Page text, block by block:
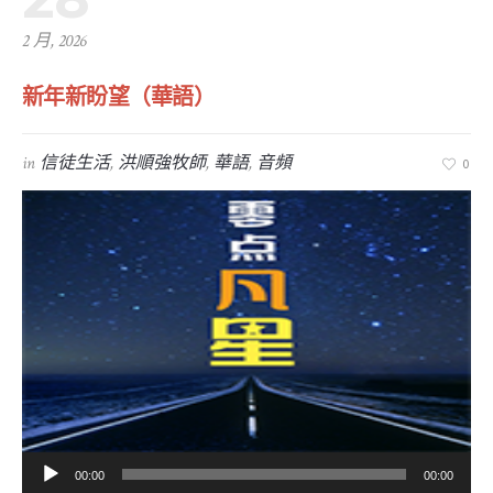
2 月, 2026
新年新盼望（華語）
in 信徒生活, 洪順強牧師, 華語, 音頻 0
00:00 00:00